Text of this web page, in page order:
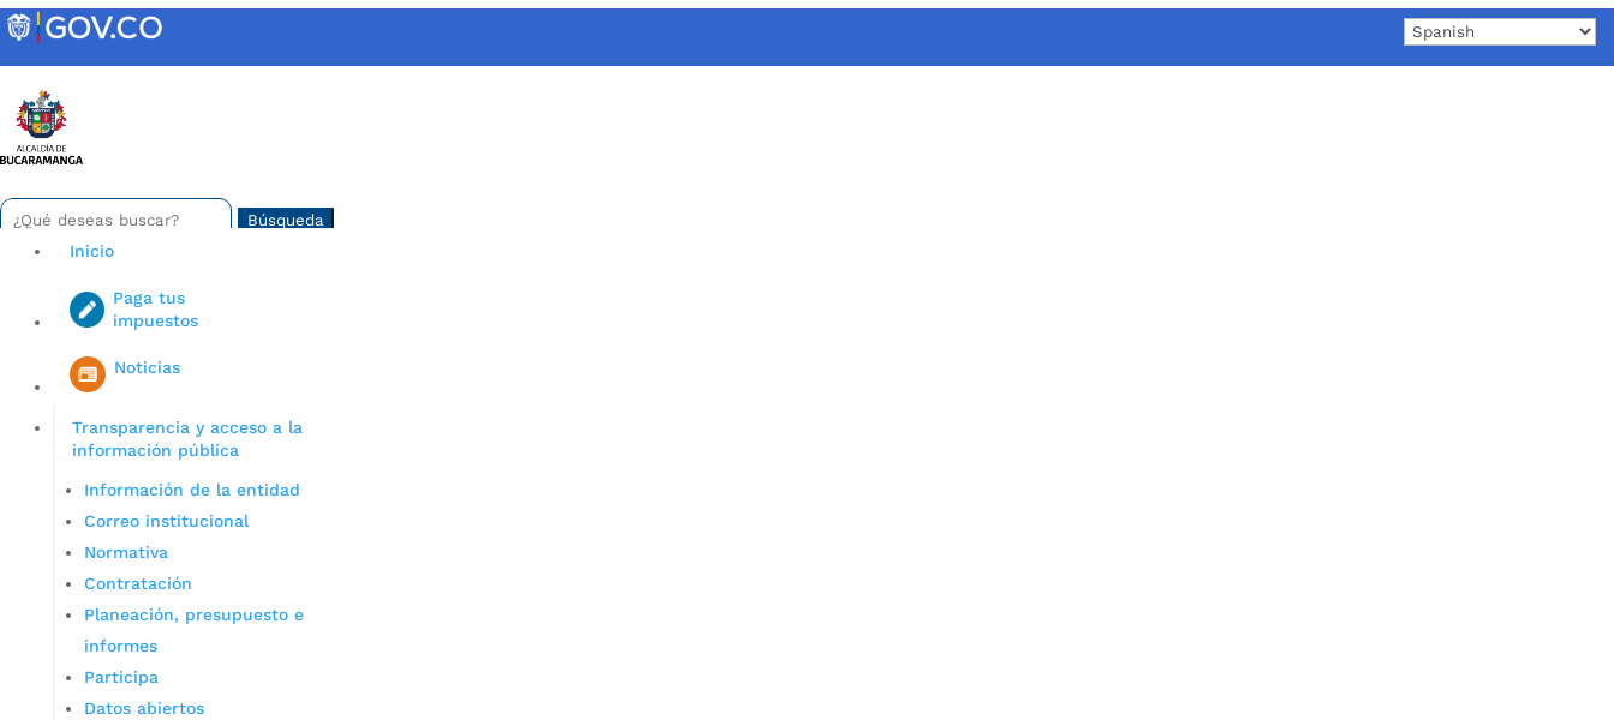
Skip
to
Buscar:
Search
for...
Iniciar sesión en gov co
Inicio
Paga tus
impuestos
Noticias
Transparencia y acceso a la
información pública
Información de la entidad
Correo institucional
Normativa
Contratación
Planeación, presupuesto e
informes
Participa
Datos abiertos